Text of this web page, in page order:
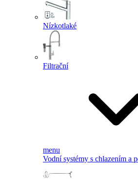
Nízkotlaké
Filtrační
menu
Vodní systémy s chlazením a